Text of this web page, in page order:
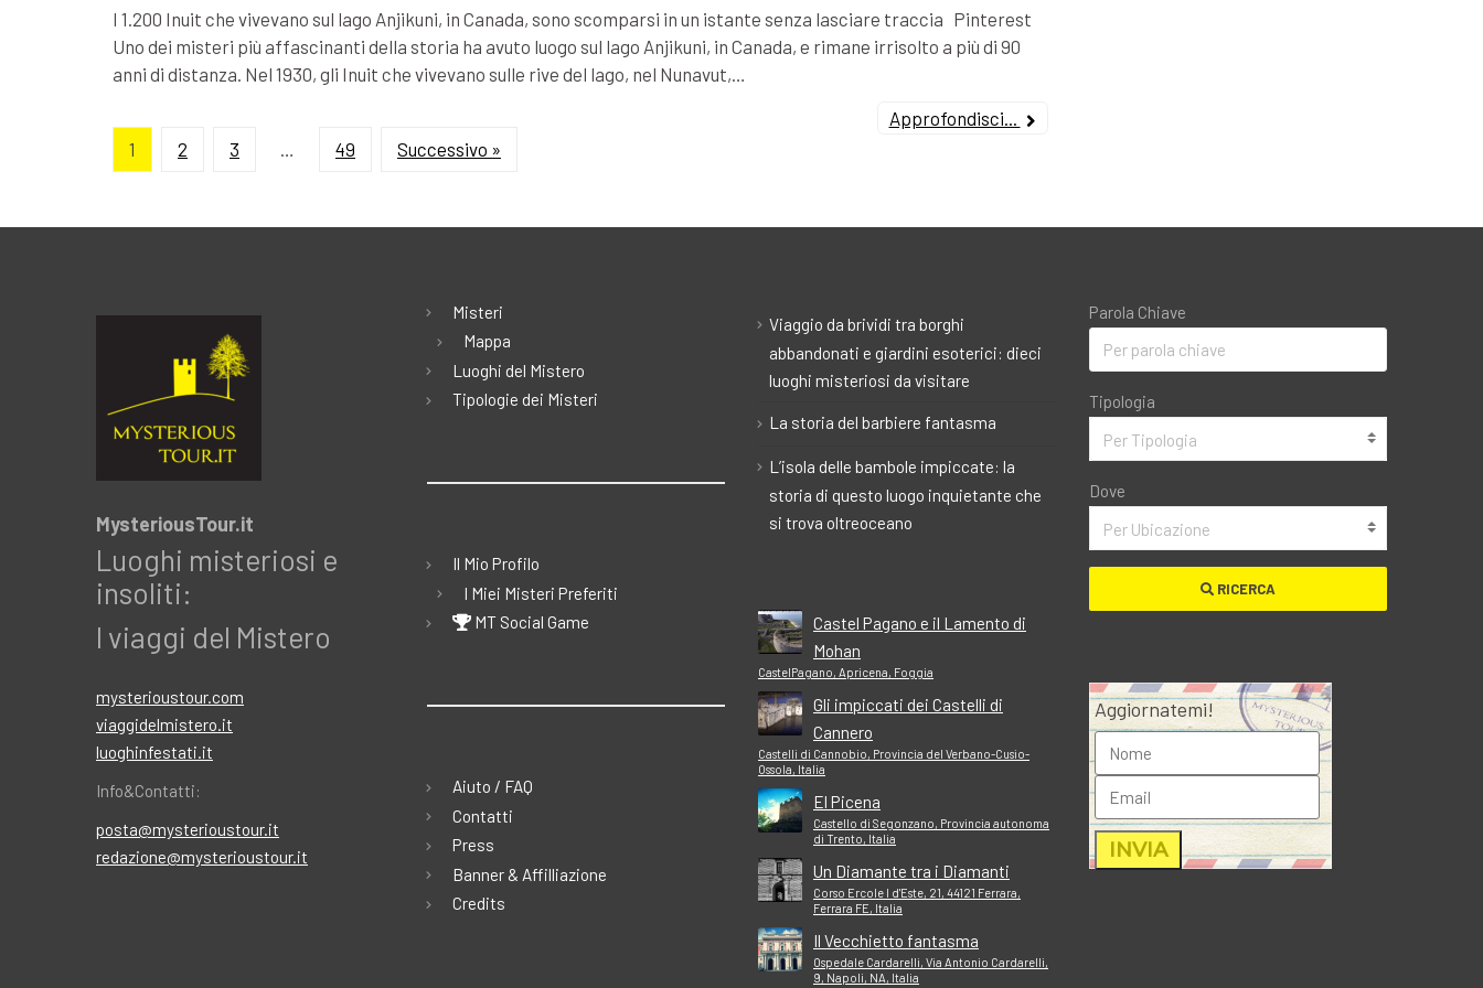
I 1.200 Inuit che vivevano sul lago Anjikuni, in Canada, sono scomparsi in un istante senza lasciare traccia Pinterest
Uno dei misteri più affascinanti della storia ha avuto luogo sul lago Anjikuni, in Canada, e rimane irrisolto a più di 90
anni di distanza. Nel 1930, gli Inuit che vivevano sulle rive del lago, nel Nunavut,…
Approfondisci...
1
2 3 49 Successivo »
MysteriousTour.it
Luoghi misteriosi e
insoliti:
I viaggi del Mistero
mysterioustour.com
viaggidelmistero.it
luoghinfestati.it
Info&Contatti:
posta@mysterioustour.it
redazione@mysterioustour.it
Misteri
Mappa
Luoghi del Mistero
Tipologie dei Misteri
Il Mio Profilo
I Miei Misteri Preferiti
MT Social Game
Aiuto / FAQ
Contatti
Press
Banner & Affilliazione
Credits
Viaggio da brividi tra borghi
abbandonati e giardini esoterici: dieci
luoghi misteriosi da visitare
La storia del barbiere fantasma
L’isola delle bambole impiccate: la
storia di questo luogo inquietante che
si trova oltreoceano
Castel Pagano e il Lamento di
Mohan
CastelPagano, Apricena, Foggia
Gli impiccati dei Castelli di
Cannero
Castelli di Cannobio, Provincia del Verbano-Cusio-
Ossola, Italia
El Picena
Castello di Segonzano, Provincia autonoma
di Trento, Italia
Un Diamante tra i Diamanti
Corso Ercole I d'Este, 21, 44121 Ferrara,
Ferrara FE, Italia
Il Vecchietto fantasma
Ospedale Cardarelli, Via Antonio Cardarelli,
9, Napoli, NA, Italia
Parola Chiave
Tipologia
Per Tipologia
Dove
Per Ubicazione
RICERCA
Aggiornatemi!